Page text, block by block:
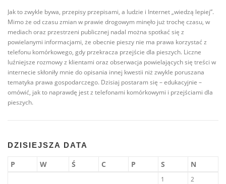
Jak to zwykle bywa, przepisy przepisami, a ludzie i Internet „wiedzą lepiej”.
Mimo że od czasu zmian w prawie drogowym minęło już trochę czasu, w
mediach oraz przestrzeni publicznej nadal można spotkać się z
powielanymi informacjami, że obecnie pieszy nie ma prawa korzystać z
telefonu komórkowego, gdy przekracza przejście dla pieszych. Liczne
luźniejsze rozmowy z klientami oraz obserwacja powielających się treści w
internecie skłoniły mnie do opisania innej kwestii niż zwykle poruszana
tematyka prawa gospodarczego. Dzisiaj postaram się – edukacyjnie –
omówić, jak to naprawdę jest z telefonami komórkowymi i przejściami dla
pieszych.
DZISIEJSZA DATA
P W Ś C P S N
1
2